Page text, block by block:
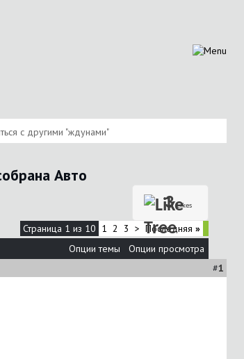
с другими "ждунами"
Авто
3 Likes
Страница 1 из 10 1 2 3 > Последняя »
Опции темы
Опции просмотра
#1